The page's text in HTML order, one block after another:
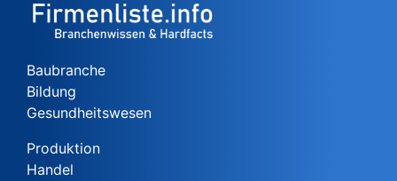
Baubranche
Bildung
Gesundheitswesen
Produktion
Handel